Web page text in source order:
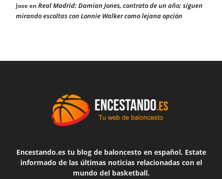
Joseen Real Madrid: Damian Jones, contrato de un año; siguen
mirando escoltas con Lonnie Walker como lejana opción
Encestando.es tu blog de baloncesto en español. Estate
informado de las últimas noticias relacionadas con el
mundo del basketball.